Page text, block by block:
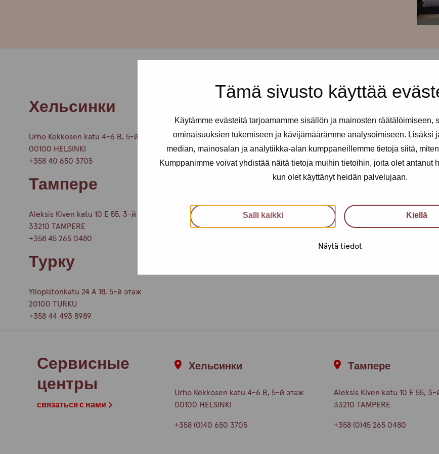
Tämä sivusto käyttää
Käytämme evästeitä tarjoamamme sisällön ja mainosten räätälöimiseen,
ominaisuuksien tukemiseen ja kävijämäärämme analysoimiseen. Lisäksi
median, mainosalan ja analytiikka-alan kumppaneillemme tietoja siitä,
Kumppanimme voivat yhdistää näitä tietoja muihin tietoihin, joita olet antanut
kun olet käyttänyt heidän palvelujaan.
Salli kaikki Kiellä
Näytä tiedot
Хельсинки
Urho Kekkosen katu 4-6 B, 5-й этаж
00100 HELSINKI
+358 40 650 3705
Тампере
Aleksis Kiven katu 10 E 55, 3-й этаж
33210 TAMPERE
+358 45 265 0480
Турку
Yliopistonkatu 24 A 18, 5-й этаж
20100 TURKU
+358 44 493 8989
Сервисные
центры
связаться с нами
Хельсинки
Urho Kekkosen katu 4-6 B, 5-й этаж
00100 HELSINKI
+358 (0)40 650 3705
Тампере
Aleksis Kiven katu 10 E 55, 3-
33210 TAMPERE
+358 (0)45 265 0480